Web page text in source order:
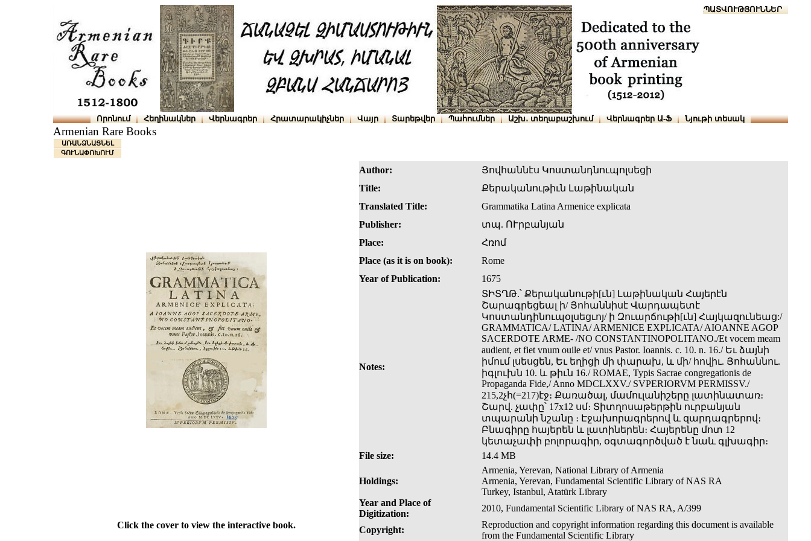
ՆԱԽԱՊԱՏՎՈՒԹՅՈՒՆՆԵՐ
Որոնում Հեղինակներ Վերնագրեր Հրատարակիչներ Վայր Տարեթվեր Պահումներ Աշխ․ տեղաբաշխում Վերնագրեր Ա-Ֆ Նյութի տեսակ
Armenian Rare Books
ԱՌԱՆՁՆԱՑՆԵԼ
ԳՈՒՆԱՓՈԽՈՒՄ
Author:
Յովհաննէս Կոստանդնուպոլսեցի
Title:
Քերականութիւն Լաթինական
Translated Title:
Grammatika Latina Armenice explicata
Publisher:
տպ. ՈՒրբանյան
Place:
Հռոմ
Place (as it is on book):
Rome
Year of Publication:
1675
Notes:
ՏԻՏՂԹ.՝ Քերականութի[ւն] Լաթինական Հայերէն
Շարագրեցեալ ի/ Յոհաննիսէ Վարդապետէ
Կոստանդինուպօլսեցւոյ/ ի Զուարճութի[ւն] Հայկազունեաց:/
GRAMMATICA/ LATINA/ ARMENICE EXPLICATA/ AIOANNE AGOP
SACERDOTE ARME- /NO CONSTANTINOPOLITANO./Et vocem meam
audient, et fiet vnum ouile et/ vnus Pastor. Ioannis. c. 10. n. 16./ Եւ ձայնի
իմում լսեսցեն, Եւ եղիցի մի փարախ, և մի/ հովիւ. Յոհաննու.
իգլուխն 10. և թիւն 16./ ROMAE, Typis Sacrae congregationis de
Propaganda Fide,/ Anno MDCLXXV./ SVPERIORVM PERMISSV./
215,2չհ(=217)էջ։ Քառածալ, մամուլանիշերը լատինատառ։
Շարվ. չափը՝ 17x12 սմ։ Տիտղոսաթերթին ուրբանյան
տպարանի նշանը ։ Էջախորագրերով և զարդագրերով։
Բնագիրը հայերեն և լատիներեն։ Հայերենը մոտ 12
կետաչափի բոլորագիր, օգտագործված է նաև գլխագիր։
File size:
14.4 MB
Holdings:
Armenia, Yerevan, National Library of Armenia
Armenia, Yerevan, Fundamental Scientific Library of NAS RA
Turkey, Istanbul, Atatürk Library
Year and Place of
Digitization:
2010, Fundamental Scientific Library of NAS RA, A/399
Click the cover to view the interactive book.
Copyright:
Reproduction and copyright information regarding this document is available
from the Fundamental Scientific Library